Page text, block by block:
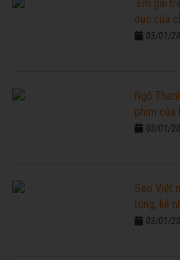
'Em gái
dục của
03/01/
Ngô
phim của
03/01/
Sao Việt
tùng, kẻ
03/01/